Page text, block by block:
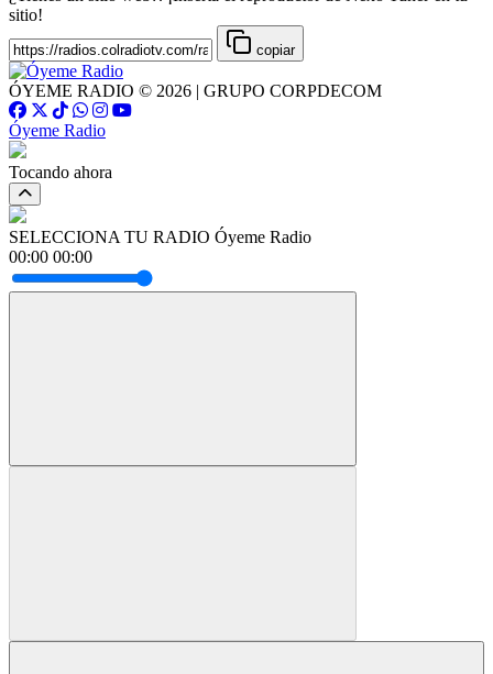
sitio!
copiar
ÓYEME RADIO © 2026 | GRUPO CORPDECOM
Óyeme Radio
Tocando ahora
SELECCIONA TU RADIO Óyeme Radio
00:00 00:00